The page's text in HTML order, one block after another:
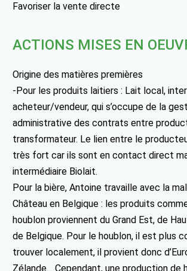
Favoriser la vente directe
ACTIONS MISES EN
Origine des matières premières
-Pour les produits laitiers : Lait local,
acheteur/vendeur, qui s’occupe de la
administrative des contrats entre
transformateur. Le lien entre le
très fort car ils sont en contact direct
intermédiaire Biolait.
Pour la bière, Antoine travaille avec la
Château en Belgique : les produits
houblon proviennent du Grand Est, de
de Belgique. Pour le houblon, il est plus
trouver localement, il provient donc
Zélande… Cependant, une production de